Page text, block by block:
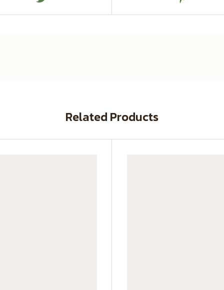
Related Products